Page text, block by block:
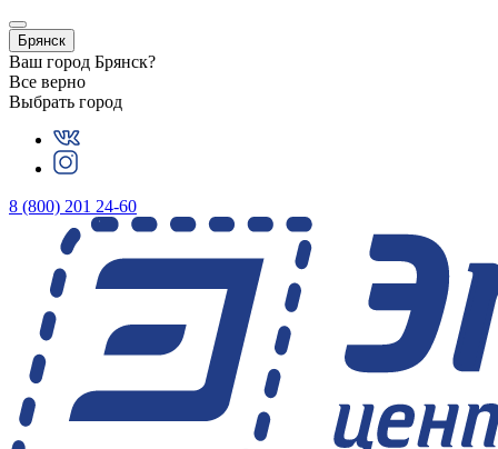
Брянск
Ваш город Брянск?
Все верно
Выбрать город
8 (800) 201 24-60